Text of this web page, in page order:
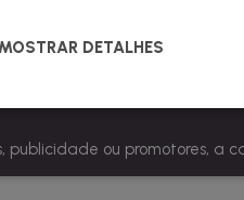
posteriormente de
publicidade ou promotores, a
MOSTRAR DETALHES